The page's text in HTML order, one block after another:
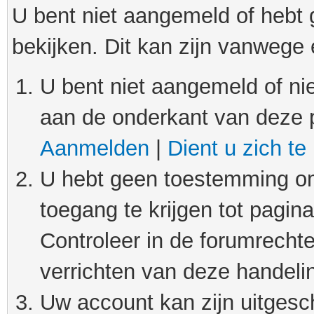
U bent niet aangemeld of
bekijken. Dit kan zijn
U bent niet aangemeld of
aan de onderkant van
Aanmelden
Dient u zich te
U hebt geen toestemming
toegang te krijgen tot
Controleer in de
verrichten van deze
Uw account kan zijn